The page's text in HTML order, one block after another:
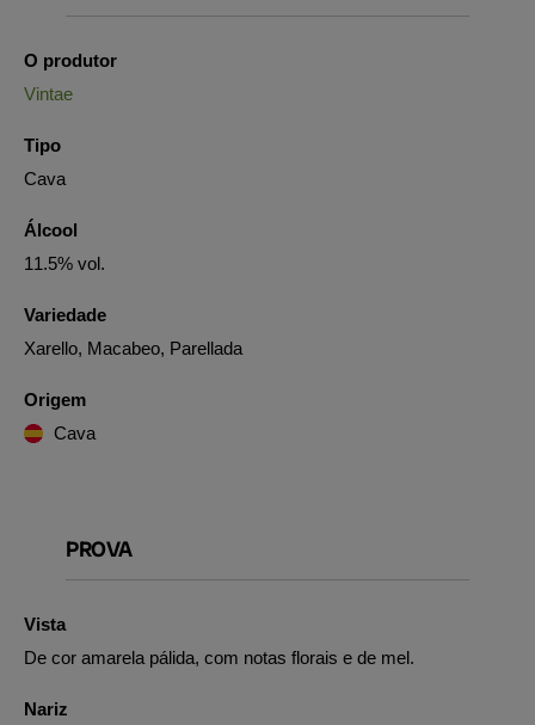
O produtor
Vintae
Tipo
Cava
Álcool
11.5% vol.
Variedade
Xarello, Macabeo, Parellada
Origem
Cava
PROVA
Vista
De cor amarela pálida, com notas florais e de mel.
Nariz